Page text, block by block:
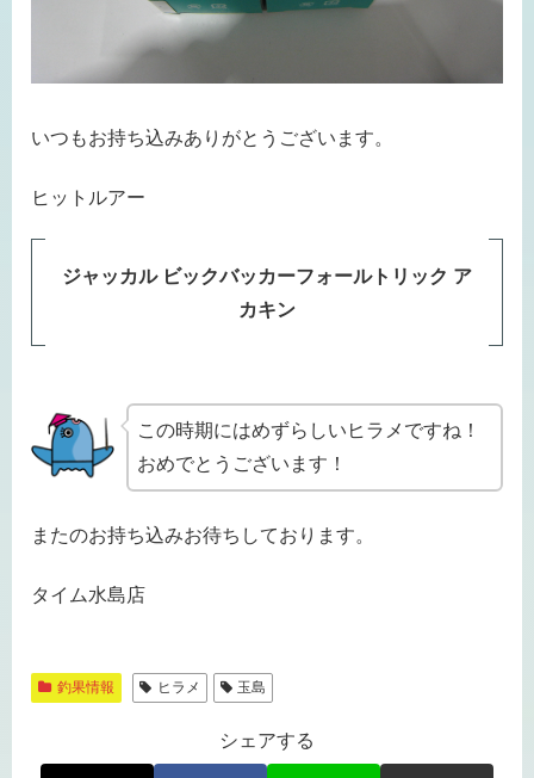
いつもお持ち込みありがとうございます。
ヒットルアー
ジャッカル ビックバッカーフォールトリック ア
カキン
この時期にはめずらしいヒラメですね！
おめでとうございます！
またのお持ち込みお待ちしております。
タイム水島店
釣果情報 ヒラメ 玉島
シェアする